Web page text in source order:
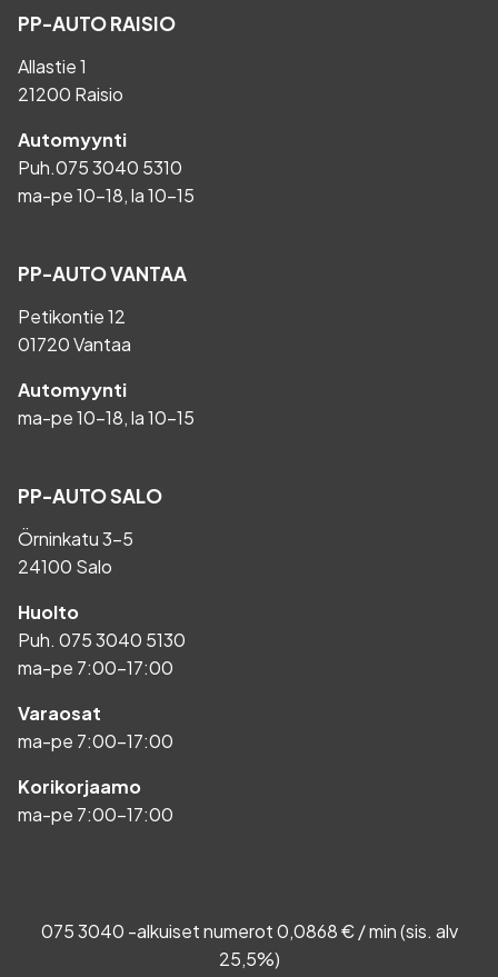
PP-AUTO RAISIO
Allastie 1
21200 Raisio
Automyynti
Puh.075 3040 5310
ma-pe 10-18, la 10-15
PP-AUTO VANTAA
Petikontie 12
01720 Vantaa
Automyynti
ma-pe 10-18, la 10-15
PP-AUTO SALO
Örninkatu 3-5
24100 Salo
Huolto
Puh. 075 3040 5130
ma-pe 7:00-17:00
Varaosat
ma-pe 7:00-17:00
Korikorjaamo
ma-pe 7:00-17:00
075 3040 -alkuiset numerot 0,0868 € / min (sis. alv
25,5%)